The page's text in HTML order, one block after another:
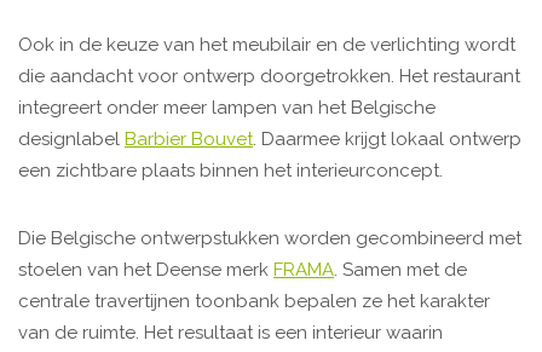
Ook in de keuze van het meubilair en de verlichting wordt
die aandacht voor ontwerp doorgetrokken. Het restaurant
integreert onder meer lampen van het Belgische
designlabel Barbier Bouvet. Daarmee krijgt lokaal ontwerp
een zichtbare plaats binnen het interieurconcept.
Die Belgische ontwerpstukken worden gecombineerd met
stoelen van het Deense merk FRAMA. Samen met de
centrale travertijnen toonbank bepalen ze het karakter
van de ruimte. Het resultaat is een interieur waarin